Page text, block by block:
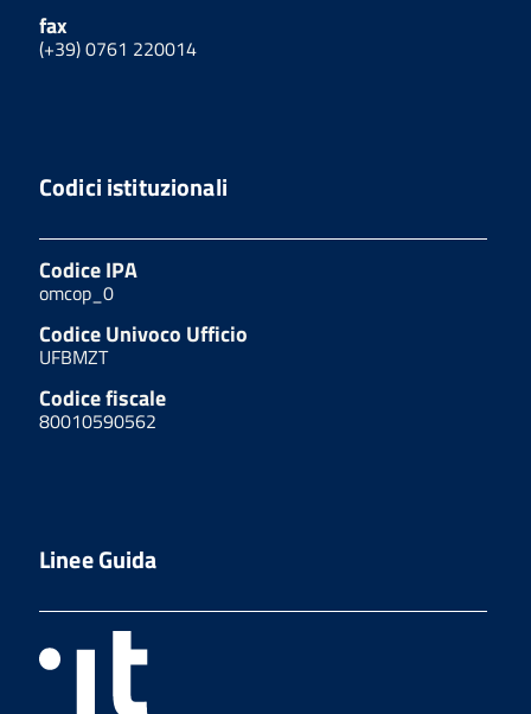
fax
(+39) 0761 220014
Codici istituzionali
Codice IPA
omcop_0
Codice Univoco Ufficio
UFBMZT
Codice fiscale
80010590562
Linee Guida